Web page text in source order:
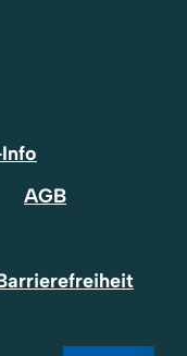
AGB